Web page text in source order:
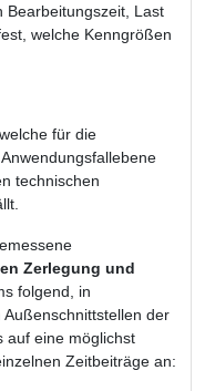
Bearbeitungszeit, Last
welche Kenngrößen
für die
technischen
Zerlegung und
folgend, in
der
auf eine möglichst
Zeitbeiträge an: